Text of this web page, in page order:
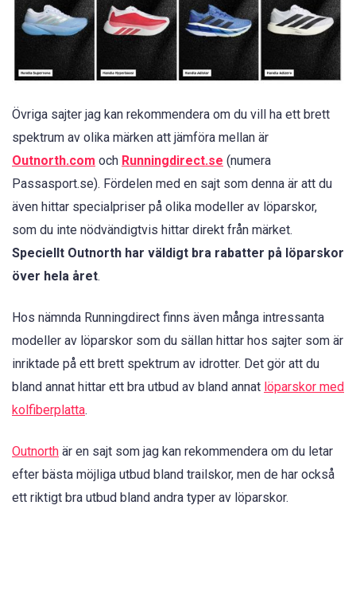
Övriga sajter jag kan rekommendera om du vill ha ett brett
spektrum av olika märken att jämföra mellan är
Outnorth.com och Runningdirect.se (numera
Passasport.se). Fördelen med en sajt som denna är att du
även hittar specialpriser på olika modeller av löparskor,
som du inte nödvändigtvis hittar direkt från märket.
Speciellt Outnorth har väldigt bra rabatter på löparskor
över hela året.
Hos nämnda Runningdirect finns även många intressanta
modeller av löparskor som du sällan hittar hos sajter som är
inriktade på ett brett spektrum av idrotter. Det gör att du
bland annat hittar ett bra utbud av bland annat löparskor med
kolfiberplatta.
Outnorth är en sajt som jag kan rekommendera om du letar
efter bästa möjliga utbud bland trailskor, men de har också
ett riktigt bra utbud bland andra typer av löparskor.